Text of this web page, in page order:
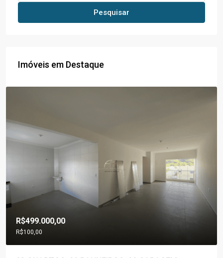
Pesquisar
Imóveis em Destaque
R$499.000,00
R$100,00